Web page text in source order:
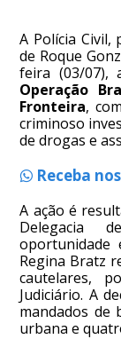
A Polícia Civil,
de Roque
feira (03/07),
Operação
Fronteira,
criminoso
de drogas e
Receba
A ação é
Delegacia
oportunidade
Regina Bratz
cautelares,
Judiciário. A
mandados de
urbana e